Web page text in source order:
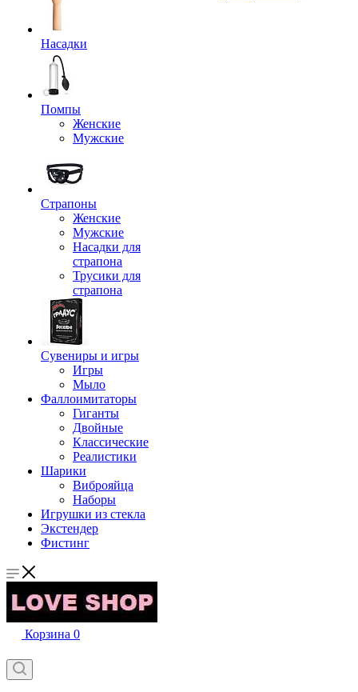
Насадки
Помпы
Женские
Мужские
Страпоны
Женские
Мужские
Насадки для
страпона
Трусики для
страпона
Сувениры и игры
Игры
Мыло
Фаллоимитаторы
Гиганты
Двойные
Классические
Реалистики
Шарики
Виброяйца
Наборы
Игрушки из стекла
Экстендер
Фистинг
Корзина 0